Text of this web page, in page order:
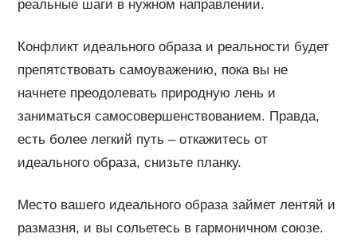
реальные шаги в нужном направлении.
Конфликт идеального образа и реальности будет
препятствовать самоуважению, пока вы не
начнете преодолевать природную лень и
заниматься самосовершенствованием. Правда,
есть более легкий путь – откажитесь от
идеального образа, снизьте планку.
Место вашего идеального образа займет лентяй и
размазня, и вы сольетесь в гармоничном союзе.